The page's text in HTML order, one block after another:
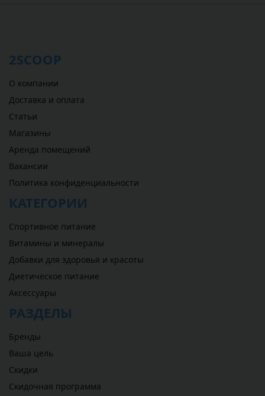
2SCOOP
О компании
Доставка и оплата
Статьи
Магазины
Аренда помещений
Вакансии
Политика конфиденциальности
КАТЕГОРИИ
Спортивное питание
Витамины и минералы
Добавки для здоровья и красоты
Диетическое питание
Аксессуары
РАЗДЕЛЫ
Бренды
Ваша цель
Скидки
Скидочная программа